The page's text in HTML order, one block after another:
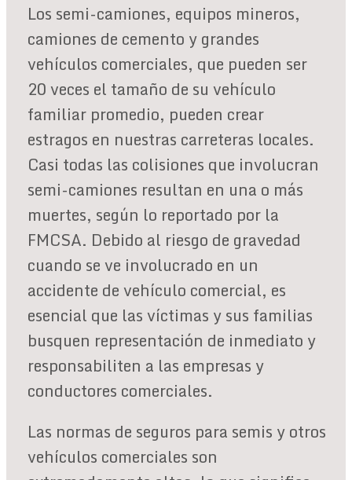
Los semi-camiones, equipos mineros,
camiones de cemento y grandes
vehículos comerciales, que pueden ser
20 veces el tamaño de su vehículo
familiar promedio, pueden crear
estragos en nuestras carreteras locales.
Casi todas las colisiones que involucran
semi-camiones resultan en una o más
muertes, según lo reportado por la
FMCSA. Debido al riesgo de gravedad
cuando se ve involucrado en un
accidente de vehículo comercial, es
esencial que las víctimas y sus familias
busquen representación de inmediato y
responsabiliten a las empresas y
conductores comerciales.
Las normas de seguros para semis y otros
vehículos comerciales son